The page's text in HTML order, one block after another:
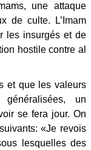
une attaque
de culte. L’Imam
les insurgés et de
hostile contre al
et que les valeurs
un
se fera jour. On
«Je revois
lesquelles des